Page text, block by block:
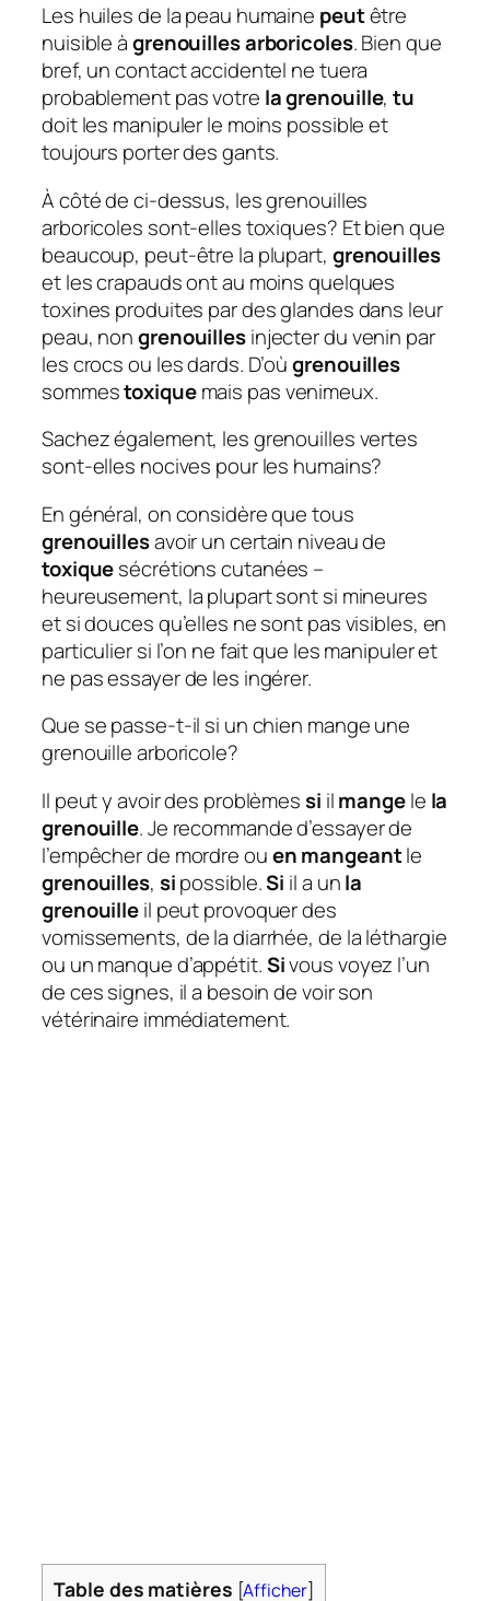
Les huiles de la peau humaine peutêtre
nuisible àgrenouilles arboricoles. Bien que
bref, un contact accidentel ne tuera
probablement pas votre la grenouille,tu
doit les manipuler le moins possible et
toujours porter des gants.
À côté de ci-dessus, les grenouilles
arboricoles sont-elles toxiques? Et bien que
beaucoup, peut-être la plupart, grenouilles
et les crapauds ont au moins quelques
toxines produites par des glandes dans leur
peau, nongrenouillesinjecter du venin par
les crocs ou les dards. D’oùgrenouilles
sommestoxiquemais pas venimeux.
Sachez également, les grenouilles vertes
sont-elles nocives pour les humains?
En général, on considère que tous
grenouillesavoir un certain niveau de
toxiquesécrétions cutanées –
heureusement, la plupart sont si mineures
et si douces qu’elles ne sont pas visibles, en
particulier si l’on ne fait que les manipuler et
ne pas essayer de les ingérer.
Que se passe-t-il si un chien mange une
grenouille arboricole?
Il peut y avoir des problèmessi ilmangele la
grenouille. Je recommande d’essayer de
l’empêcher de mordre ouen mangeantle
grenouilles, sipossible.Si il a unla
grenouilleil peut provoquer des
vomissements, de la diarrhée, de la léthargie
ou un manque d’appétit.Sivous voyez l’un
de ces signes, il a besoin de voir son
vétérinaire immédiatement.
Table des matières [Afficher]